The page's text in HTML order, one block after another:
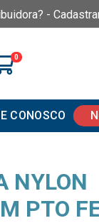
-
0
CONOSCO
NYLON
PTO